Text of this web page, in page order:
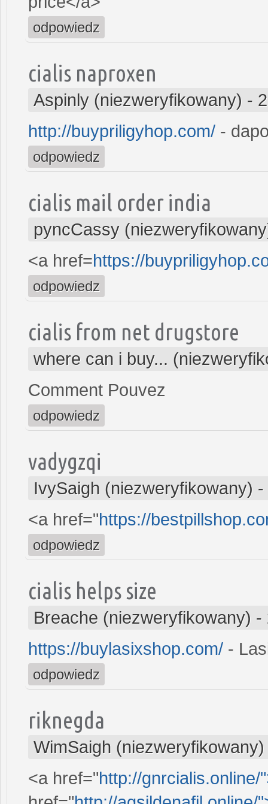
odpowiedz
cialis naproxen
Aspinly (niezweryfikowany) -
http://buypriligyhop.com/ -
odpowiedz
cialis mail order india
pyncCassy
<a href=https://
odpowiedz
cialis from net drugstore
where can i buy...
Comment Pouvez
odpowiedz
vadygzqi
IvySaigh (niezweryfikowany) -
<a href="https://
odpowiedz
cialis helps size
Breache (niezweryfikowany) -
https://buylasixshop.com/ -
odpowiedz
riknegda
WimSaigh (niezweryfikowany)
<a href="http://gnrcialis.online/